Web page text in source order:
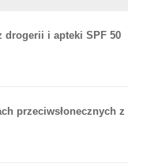
drogerii i apteki SPF 50
przeciwsłonecznych z